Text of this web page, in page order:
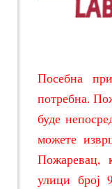
Посебна
потребна.
буде
можете
Пожаревац,
улици број